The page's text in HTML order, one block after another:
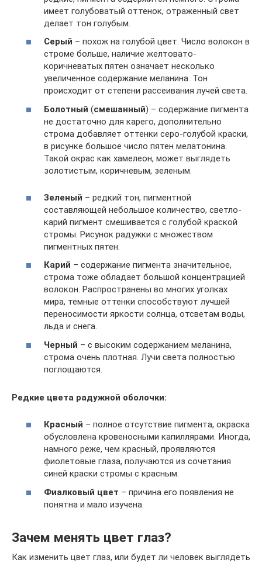
имеет голубоватый оттенок, отраженный свет
делает тон голубым.
Серый – похож на голубой цвет. Число волокон в
строме больше, наличие желтовато-
коричневатых пятен означает несколько
увеличенное содержание меланина. Тон
происходит от степени рассеивания лучей света.
Болотный (смешанный) – содержание пигмента
не достаточно для карего, дополнительно
строма добавляет оттенки серо-голубой краски,
в рисунке большое число пятен мелатонина.
Такой окрас как хамелеон, может выглядеть
золотистым, коричневым, зеленым.
Зеленый – редкий тон, пигментной
составляющей небольшое количество, светло-
карий пигмент смешивается с голубой краской
стромы. Рисунок радужки с множеством
пигментных пятен.
Карий – содержание пигмента значительное,
строма тоже обладает большой концентрацией
волокон. Распространены во многих уголках
мира, темные оттенки способствуют лучшей
переносимости яркости солнца, отсветам воды,
льда и снега.
Черный – с высоким содержанием меланина,
строма очень плотная. Лучи света полностью
поглощаются.
Редкие цвета радужной оболочки:
Красный – полное отсутствие пигмента, окраска
обусловлена кровеносными капиллярами. Иногда,
намного реже, чем красный, проявляются
фиолетовые глаза, получаются из сочетания
синей краски стромы с красным.
Фиалковый цвет – причина его появления не
понятна и мало изучена.
Зачем менять цвет глаз?
Как изменить цвет глаз, или будет ли человек выглядеть